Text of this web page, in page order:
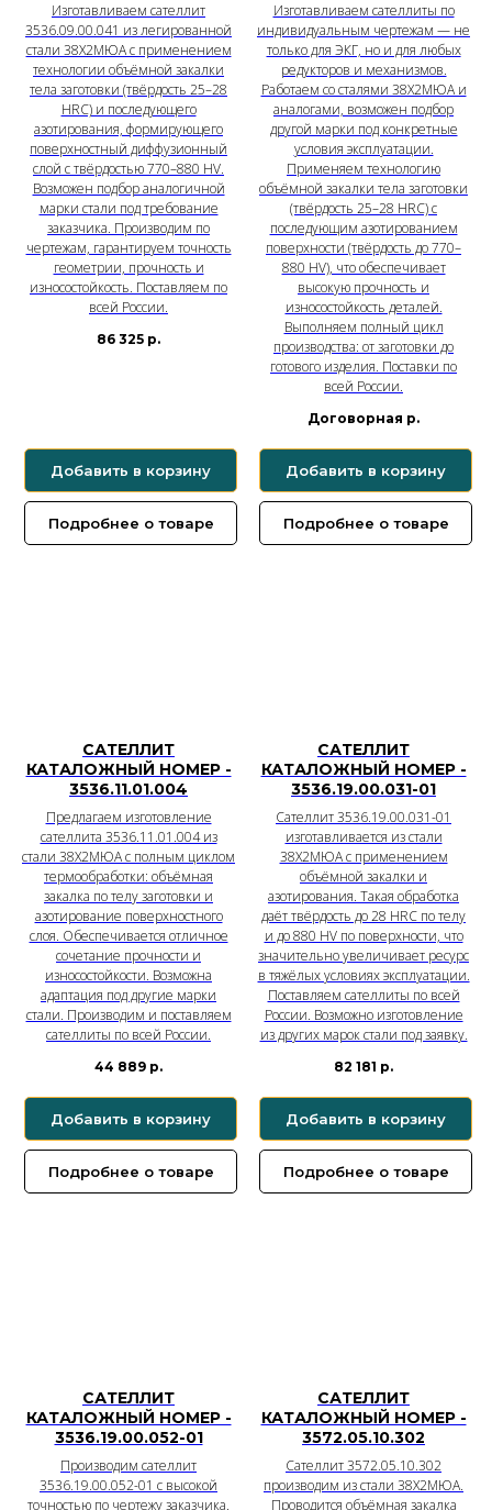
Изготавливаем сателлит
3536.09.00.041 из легированной
стали 38Х2МЮА с применением
технологии объёмной закалки
тела заготовки (твёрдость 25–28
HRC) и последующего
азотирования, формирующего
поверхностный диффузионный
слой с твёрдостью 770–880 HV.
Возможен подбор аналогичной
марки стали под требование
заказчика. Производим по
чертежам, гарантируем точность
геометрии, прочность и
износостойкость. Поставляем по
всей России.
86 325 р.
Добавить в корзину
Подробнее о товаре
Изготавливаем сателлиты по
индивидуальным чертежам — не
только для ЭКГ, но и для любых
редукторов и механизмов.
Работаем со сталями 38Х2МЮА и
аналогами, возможен подбор
другой марки под конкретные
условия эксплуатации.
Применяем технологию
объёмной закалки тела заготовки
(твёрдость 25–28 HRC) с
последующим азотированием
поверхности (твёрдость до 770–
880 HV), что обеспечивает
высокую прочность и
износостойкость деталей.
Выполняем полный цикл
производства: от заготовки до
готового изделия. Поставки по
всей России.
Договорная р.
Добавить в корзину
Подробнее о товаре
САТЕЛЛИТ
КАТАЛОЖНЫЙ НОМЕР -
3536.11.01.004
Предлагаем изготовление
сателлита 3536.11.01.004 из
стали 38Х2МЮА с полным циклом
термообработки: объёмная
закалка по телу заготовки и
азотирование поверхностного
слоя. Обеспечивается отличное
сочетание прочности и
износостойкости. Возможна
адаптация под другие марки
стали. Производим и поставляем
сателлиты по всей России.
44 889 р.
Добавить в корзину
Подробнее о товаре
САТЕЛЛИТ
КАТАЛОЖНЫЙ НОМЕР -
3536.19.00.031-01
Сателлит 3536.19.00.031-01
изготавливается из стали
38Х2МЮА с применением
объёмной закалки и
азотирования. Такая обработка
даёт твёрдость до 28 HRC по телу
и до 880 HV по поверхности, что
значительно увеличивает ресурс
в тяжёлых условиях эксплуатации.
Поставляем сателлиты по всей
России. Возможно изготовление
из других марок стали под заявку.
82 181 р.
Добавить в корзину
Подробнее о товаре
САТЕЛЛИТ
КАТАЛОЖНЫЙ НОМЕР -
3536.19.00.052-01
Производим сателлит
3536.19.00.052-01 с высокой
точностью по чертежу заказчика.
САТЕЛЛИТ
КАТАЛОЖНЫЙ НОМЕР -
3572.05.10.302
Сателлит 3572.05.10.302
производим из стали 38Х2МЮА.
Проводится объёмная закалка